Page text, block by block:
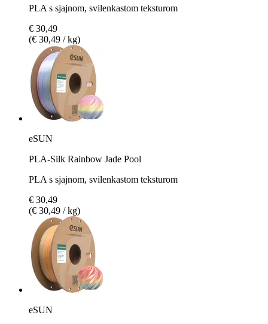
PLA s sjajnom, svilenkastom teksturom
€ 30,49
(€ 30,49 / kg)
eSUN
PLA-Silk Rainbow Jade Pool
PLA s sjajnom, svilenkastom teksturom
€ 30,49
(€ 30,49 / kg)
eSUN